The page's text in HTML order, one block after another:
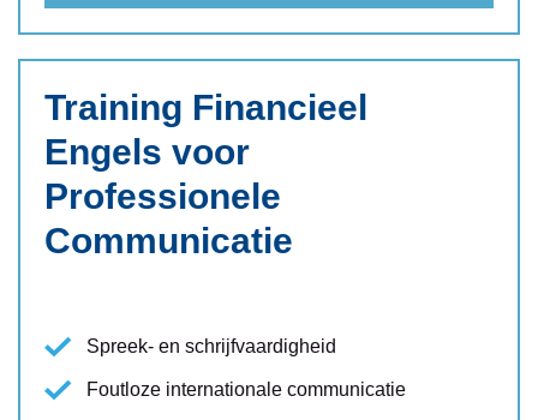
Training Financieel
Engels voor
Professionele
Communicatie
Spreek- en schrijfvaardigheid
Foutloze internationale communicatie